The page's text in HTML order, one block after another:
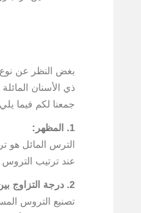
بغض النظر عن نوع
ذي الأسنان
جمعنا لكم فيما
1. المظهر:
الترس المائل هو
عند ترتيب التروس
2. درجة التزاوج بين التروس الداخلية والتروس:
تصنيع التروس